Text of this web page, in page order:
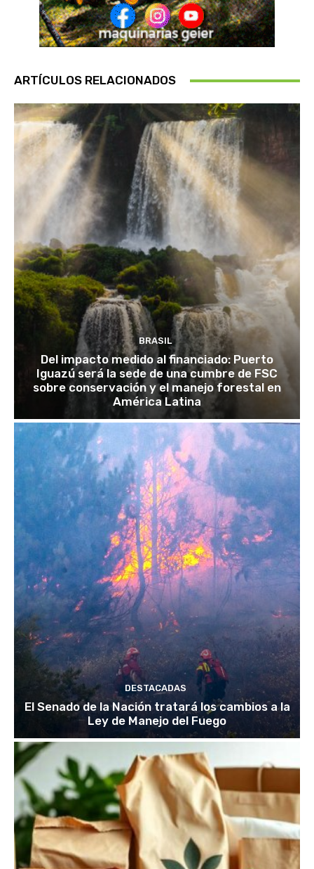
ARTÍCULOS RELACIONADOS
BRASIL
Del impacto medido al financiado: Puerto
Iguazú será la sede de una cumbre de FSC
sobre conservación y el manejo forestal en
América Latina
DESTACADAS
El Senado de la Nación tratará los cambios a la
Ley de Manejo del Fuego